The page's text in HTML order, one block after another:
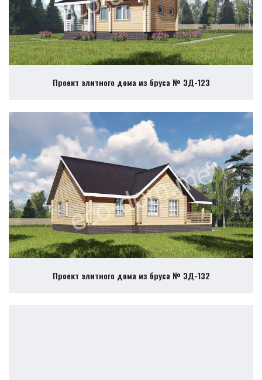
Проект элитного дома из бруса № ЭД-123
Проект элитного дома из бруса № ЭД-132